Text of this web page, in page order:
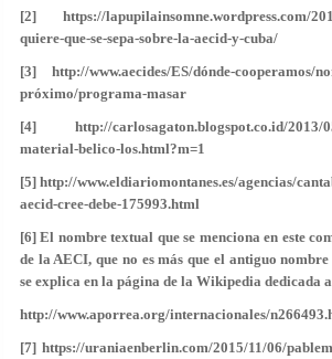
[2] https://lapupilainsomne.wordpress.com/
quiere-que-se-sepa-sobre-la-aecid-y-cuba/
[3] http://www.aecides/ES/dónde-cooperamos/
próximo/programa-masar
[4] http://carlosagaton.blogspot.co.id/2013/
material-belico-los.html?m=1
[5] http://www.eldiariomontanes.es/agencias/
aecid-cree-debe-175993.html
[6] El nombre textual que se menciona en este
de la AECI, que no es más que el antiguo
se explica en la página de la Wikipedia dedicada
http://www.aporrea.org/internacionales/
[7] https://uraniaenberlin.com/2015/11/06/